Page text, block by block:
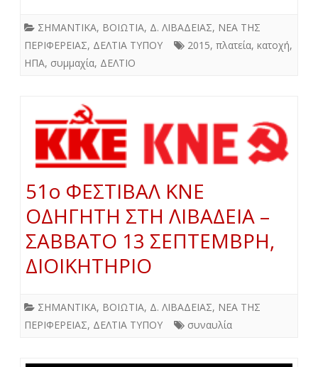
ΣΗΜΑΝΤΙΚΑ, ΒΟΙΩΤΙΑ, Δ. ΛΙΒΑΔΕΙΑΣ, ΝΕΑ ΤΗΣ
ΠΕΡΙΦΕΡΕΙΑΣ, ΔΕΛΤΙΑ ΤΥΠΟΥ 2015, πλατεία, κατοχή,
ΗΠΑ, συμμαχία, ΔΕΛΤΙΟ
51ο ΦΕΣΤΙΒΑΛ ΚΝΕ
ΟΔΗΓΗΤΗ ΣΤΗ ΛΙΒΑΔΕΙΑ –
ΣΑΒΒΑΤΟ 13 ΣΕΠΤΕΜΒΡΗ,
ΔΙΟΙΚΗΤΗΡΙΟ
ΣΗΜΑΝΤΙΚΑ, ΒΟΙΩΤΙΑ, Δ. ΛΙΒΑΔΕΙΑΣ, ΝΕΑ ΤΗΣ
ΠΕΡΙΦΕΡΕΙΑΣ, ΔΕΛΤΙΑ ΤΥΠΟΥ συναυλία